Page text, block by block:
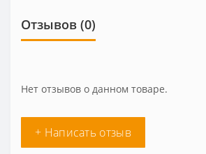
Отзывов (0)
Нет отзывов о данном товаре.
+ Написать отзыв